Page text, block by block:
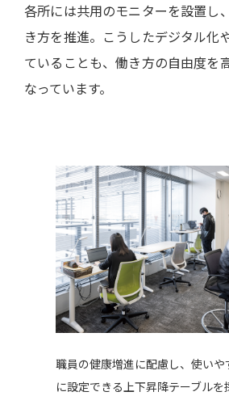
各所には共用のモニターを設置し
き方を推進。こうしたデジタル化
ていることも、働き方の自由度を
なっています。
職員の健康増進に配慮し、使いや
に設定できる上下昇降テーブルを